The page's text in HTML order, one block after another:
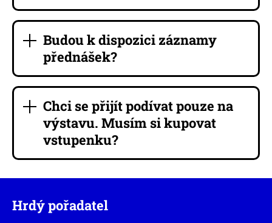
Budou k dispozici záznamy
přednášek?
Chci se přijít podívat pouze na
výstavu. Musím si kupovat
vstupenku?
Hrdý pořadatel